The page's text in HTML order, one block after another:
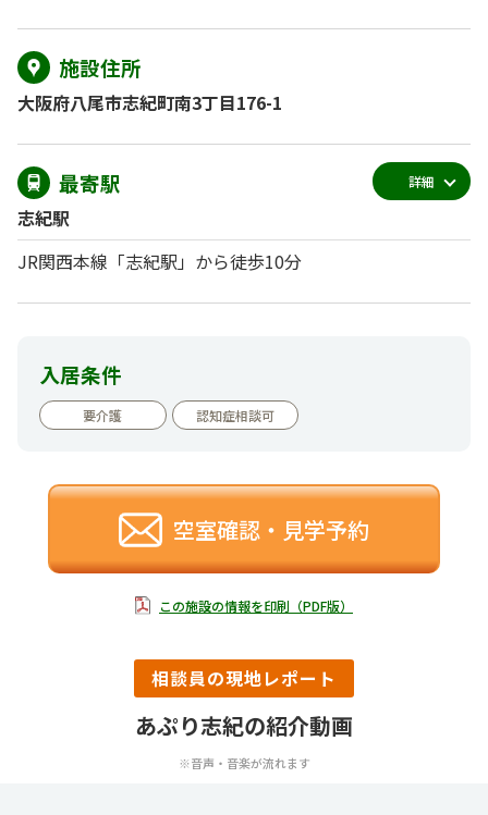
施設住所
大阪府八尾市志紀町南3丁目176-1
最寄駅
志紀駅
JR関西本線「志紀駅」から徒歩10分
詳細
入居条件
要介護 認知症相談可
空室確認・見学予約
この施設の情報を印刷（PDF版）
相談員の現地レポート
あぷり志紀の紹介動画
※音声・音楽が流れます